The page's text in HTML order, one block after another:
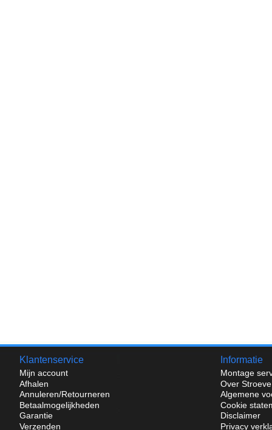
Klantenservice
Mijn account
Afhalen
Annuleren/Retourneren
Betaalmogelijkheden
Garantie
Verzenden
Informatie
Montage
Over
Algemene
Cookie
Disclaimer
Privacy